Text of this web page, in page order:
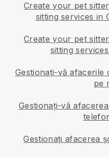
Create your pet
sitting services in
Create your pet
sitting
Gestionați-vă afacerile
pe
Gestionați-vă
Gestionați afacerea